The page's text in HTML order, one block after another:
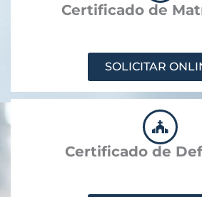
Certificado de
SOLICITAR
Certificado de